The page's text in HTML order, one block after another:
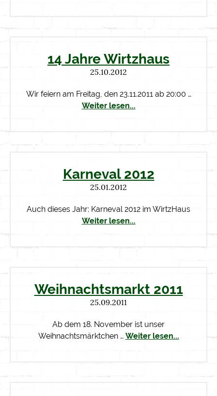
14 Jahre Wirtzhaus
25.10.2012
Wir feiern am Freitag, den 23.11.2011 ab 20:00 …
Weiter lesen...
Karneval 2012
25.01.2012
Auch dieses Jahr: Karneval 2012 im WirtzHaus
Weiter lesen...
Weihnachtsmarkt 2011
25.09.2011
Ab dem 18. November ist unser
Weihnachtsmärktchen … Weiter lesen...